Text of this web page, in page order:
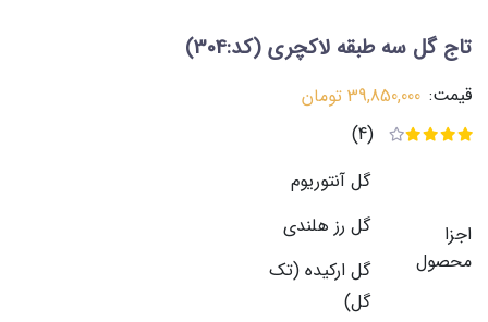
تاج گل سه طبقه لاکچری (کد:304)
قیمت: 39,850,000 تومان
(4)
اجزا
محصول
گل آنتوریوم
گل رز هلندی
گل ارکیده (تک
گل)